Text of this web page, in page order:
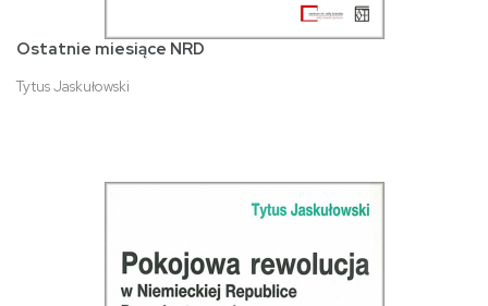
Ostatnie miesiące NRD
Tytus Jaskułowski